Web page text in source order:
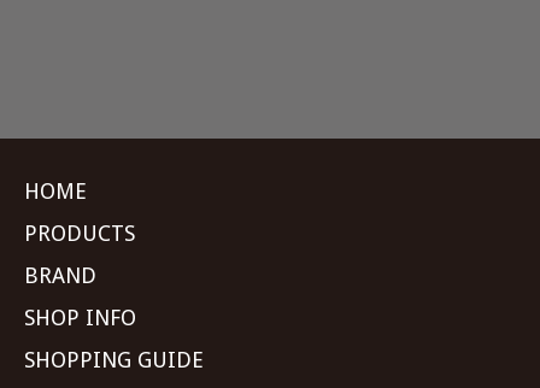
HOME
PRODUCTS
BRAND
SHOP INFO
SHOPPING GUIDE